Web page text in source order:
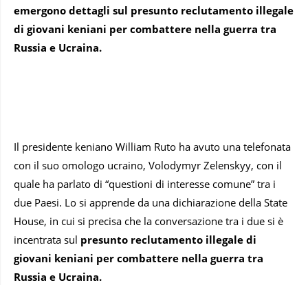
emergono dettagli sul presunto reclutamento illegale
di giovani keniani per combattere nella guerra tra
Russia e Ucraina.
Il presidente keniano William Ruto ha avuto una telefonata
con il suo omologo ucraino, Volodymyr Zelenskyy, con il
quale ha parlato di “questioni di interesse comune” tra i
due Paesi. Lo si apprende da una dichiarazione della State
House, in cui si precisa che la conversazione tra i due si è
incentrata sul presunto reclutamento illegale di
giovani keniani per combattere nella guerra tra
Russia e Ucraina.